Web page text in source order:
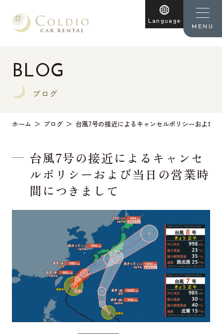
Language
MENU
BLOG
ブログ
ホーム ブログ 台風7号の接近によるキャンセルポリシーおよび
台風7号の接近によるキャンセ
ルポリシーおよび当日の営業時
間につきまして